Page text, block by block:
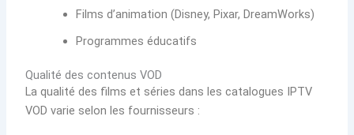
Films d’animation (Disney, Pixar, DreamWorks)
Programmes éducatifs
Qualité des contenus VOD
La qualité des films et séries dans les catalogues IPTV
VOD varie selon les fournisseurs :